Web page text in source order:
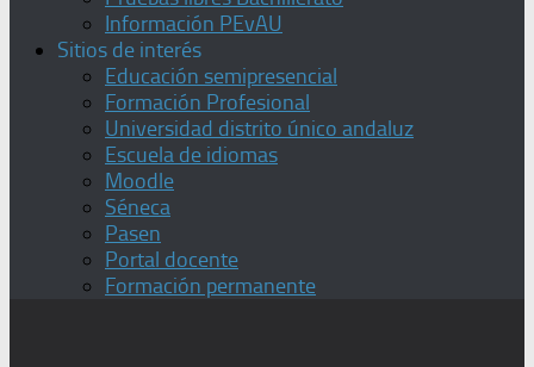
Información PEvAU
Sitios de interés
Educación semipresencial
Formación Profesional
Universidad distrito único andaluz
Escuela de idiomas
Moodle
Séneca
Pasen
Portal docente
Formación permanente